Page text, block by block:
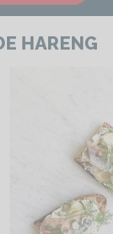
HARENG